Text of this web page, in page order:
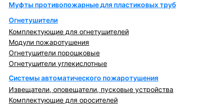
Муфты противопожарные для пластиковых труб
Огнетушители
Комплектующие для огнетушителей
Модули пожаротушения
Огнетушители порошковые
Огнетушители углекислотные
Системы автоматического пожаротушения
Извещатели, оповещатели, пусковые устройства
Комплектующие для оросителей